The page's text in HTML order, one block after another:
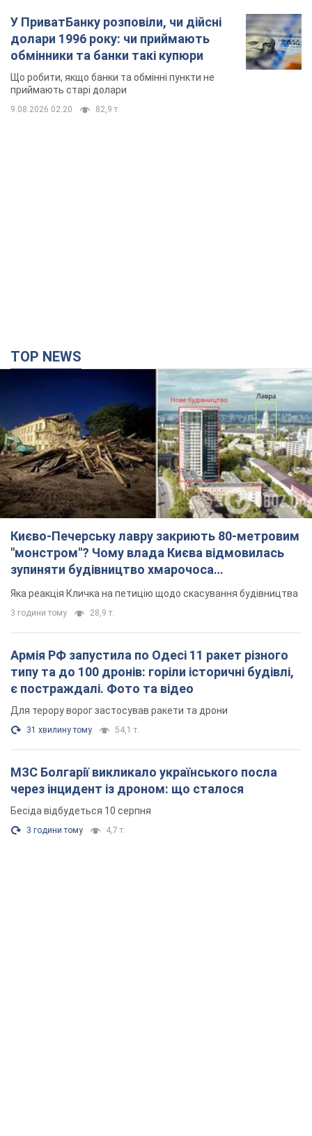
Києво-Печерську лавру закриють 80-метровим
"монстром"? Чому влада Києва відмовилась
зупиняти будівництво хмарочоса
"московського вірянина"
Яка реакція Кличка на петицію щодо скасування будівництва
3 години тому 28,9 т.
Армія РФ запустила по Одесі 11 ракет різного
типу та до 100 дронів: горіли історичні будівлі,
є постраждалі. Фото та відео
Для терору ворог застосував ракети та дрони
31 хвилину тому 54,1 т.
МЗС Болгарії викликало українського посла
через інцидент із дроном: що сталося
3 години тому